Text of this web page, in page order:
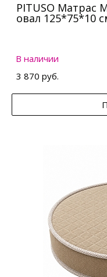
PITUSO Матрас
овал 125*75*10
В наличии
3 870 руб.